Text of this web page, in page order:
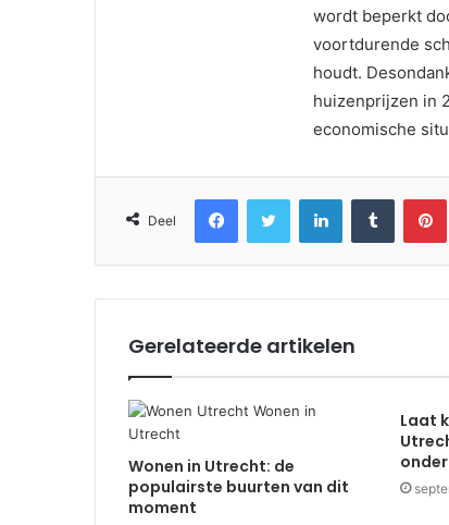
wordt beperkt
voortdurende
houdt.
huizenprijzen in
economische
Deel
FacebookTwitter LinkedInTumblr
Gerelateerde artikelen
Wonen in Utrecht: de
populairste buurten van dit
moment
Laat